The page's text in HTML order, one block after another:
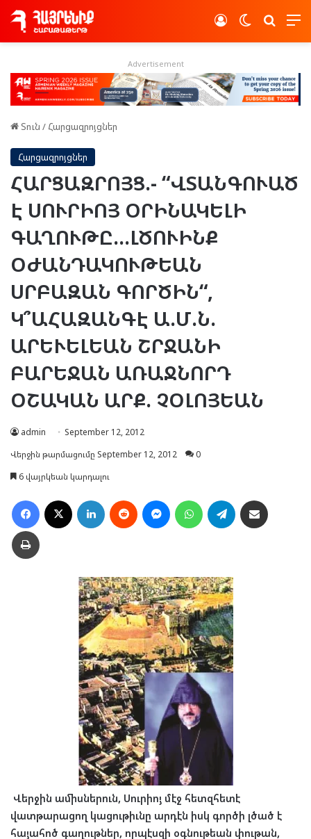
Switch skin
Log In
Advertisement
Տուն / Հարցազրոյցներ
Հարցազրոյցներ
ՀԱՐՑԱԶՐՈՅՑ.- “ՎՏԱՆԳՈՒԱԾ
Է ՍՈՒՐԻՈՅ ՕՐԻՆԱԿԵԼԻ
ԳԱՂՈՒԹԸ…ԼԾՈՒԻՆՔ
ՕԺԱՆԴԱԿՈՒԹԵԱՆ
ՍՐԲԱԶԱՆ ԳՈՐԾԻՆ“,
Կ՞ԱՀԱԶԱՆԳԷ Ա.Մ.Ն.
ԱՐԵՒԵԼԵԱՆ ՇՐՋԱՆԻ
ԲԱՐԵՋԱՆ ԱՌԱՋՆՈՐԴ
ՕՇԱԿԱՆ ԱՐՔ. ՉՕԼՈՅԵԱՆ
admin
September 12, 2012
Վերջին թարմացումը September 12, 2012
0
6 վայրկեան կարդալու
Facebook LinkedIn Reddit MessengerWhatsAppTelegram
Տպել
Վերջին ամիսներուն, Սուրիոյ մէջ հետզհետէ
վատթարացող կացութիւնը արդէն իսկ գործի լծած է
հայահոծ գաղութներ, որպէսզի օգնութեան փութան,